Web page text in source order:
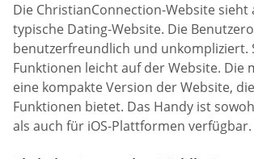
Die ChristianConnection-Website sieht
typische Dating-Website. Die
benutzerfreundlich und unkompliziert.
Funktionen leicht auf der Website. Die
eine kompakte Version der Website,
Funktionen bietet. Das Handy ist
als auch für iOS-Plattformen verfügbar.